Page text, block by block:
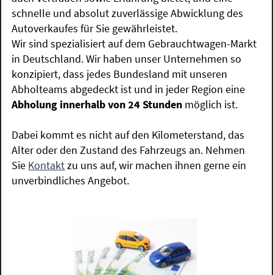
schnelle und absolut zuverlässige Abwicklung des
Autoverkaufes für Sie gewährleistet.
Wir sind spezialisiert auf dem Gebrauchtwagen-Markt
in Deutschland. Wir haben unser Unternehmen so
konzipiert, dass jedes Bundesland mit unseren
Abholteams abgedeckt ist und in jeder Region eine
Abholung innerhalb von 24 Stunden möglich ist.
Dabei kommt es nicht auf den Kilometerstand, das
Alter oder den Zustand des Fahrzeugs an. Nehmen
Sie Kontaktzu uns auf, wir machen ihnen gerne ein
unverbindliches Angebot.